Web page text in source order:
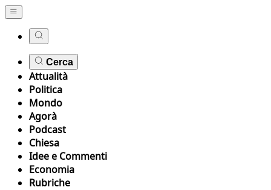
Cerca
Attualità
Politica
Mondo
Agorà
Podcast
Chiesa
Idee e Commenti
Economia
Rubriche